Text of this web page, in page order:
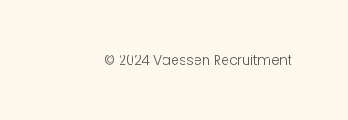
© 2024 Vaessen Recruitment